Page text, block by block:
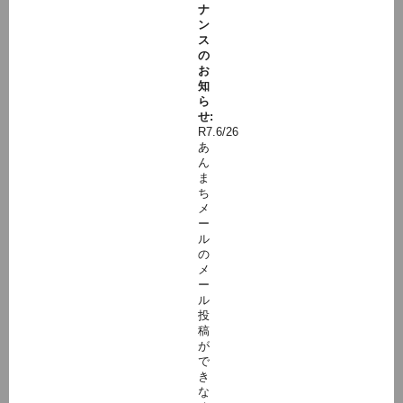
ナ
ン
ス
の
お
知
ら
せ:
R7.6/26
あ
ん
ま
ち
メ
ー
ル
の
メ
ー
ル
投
稿
が
で
き
な